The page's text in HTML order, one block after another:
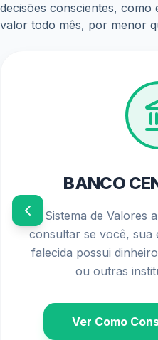
decisões conscientes,
valor todo mês, por menor
BANCO
O Sistema de Valores
consultar se você, sua
falecida possui
ou outras
Ver Como